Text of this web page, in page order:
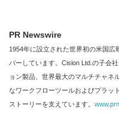
PR Newswire
1954年に設立された世界初の米国
バーしています。Cision Ltd.の子会
ョン製品、世界最大のマルチチャネ
なワークフローツールおよびプラッ
ストーリーを支えています。